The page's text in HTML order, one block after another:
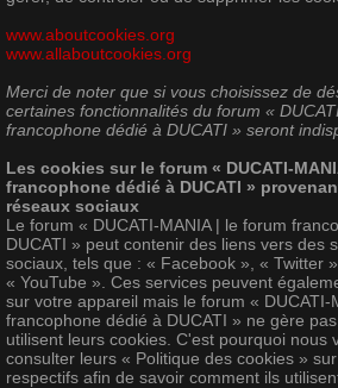
www.aboutcookies.org
www.allaboutcookies.org
Merci de noter que si vous choisissez de
certaines fonctionnalités du forum «
francophone dédié à DUCATI » seront
Les cookies sur le forum « DUCATI-
francophone dédié à DUCATI »
réseaux sociaux
Le forum « DUCATI-MANIA | le forum
DUCATI » peut contenir des liens vers des
sociaux, tels que : « Facebook », « Twitter
« YouTube ». Ces services peuvent
sur votre appareil mais le forum « DUCATI-
francophone dédié à DUCATI » ne gère
utilisent leurs cookies. C'est pourquoi nous
consulter leurs « Politique des cookies »
respectifs afin de savoir comment ils